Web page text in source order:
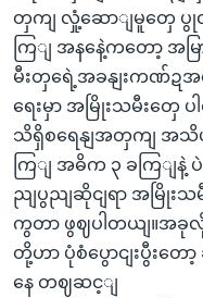
တှကျ လှုံ့ဆောျမူတှေ ပွုလု
ကြျ အနနေဲ့ကတော့ အမ
မီးတှရေဲ့အခနျးကဏ်ဍအ
ရေးမှာ အမြိုးသမီးတှေ ပ
သိရှိစရေနျအတှကျ အသိပ
ကြျ အဓိက ၃ ခကြျနဲ့ ပဲ
ညျပွညျဆိုငျရာ အမြိုးသ
ကွတာ ဖွဈပါတယျ။အခု
တို့ဟာ ပုံစံပွောငျးပွီးတ
နေ တဈဆင့ျ